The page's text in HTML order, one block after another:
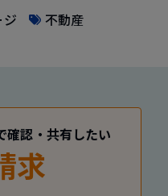
不動産
確認・共有したい
求